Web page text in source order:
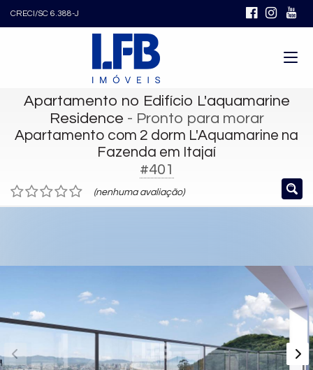
CRECI/SC 6.388-J
Apartamento no Edifício L'aquamarine
Residence - Pronto para morar
Apartamento com 2 dorm L'Aquamarine na
Fazenda em Itajaí
#401
(nenhuma avaliação)